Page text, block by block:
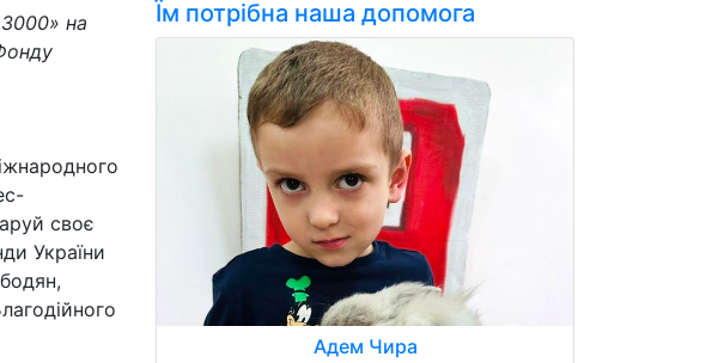
3000» на
своє
України
Їм потрібна наша допомога
Адем Чира